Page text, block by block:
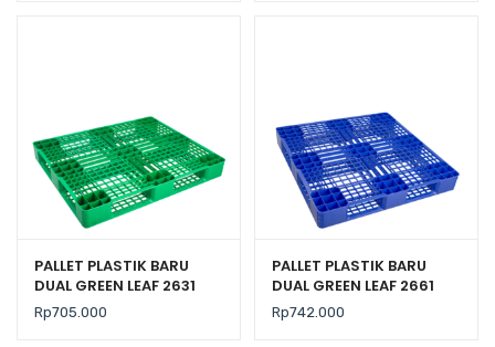
PALLET PLASTIK BARU
DUAL GREEN LEAF 2631
UKURAN 120x100x14 CM
Rp705.000
PALLET PLASTIK BARU
DUAL GREEN LEAF 2661
UKURAN 110x110x14 CM
Rp742.000